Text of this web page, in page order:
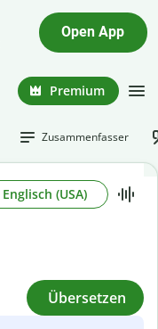
Open App
Premium
Zusammenfasser
Englisch (USA)
Übersetzen